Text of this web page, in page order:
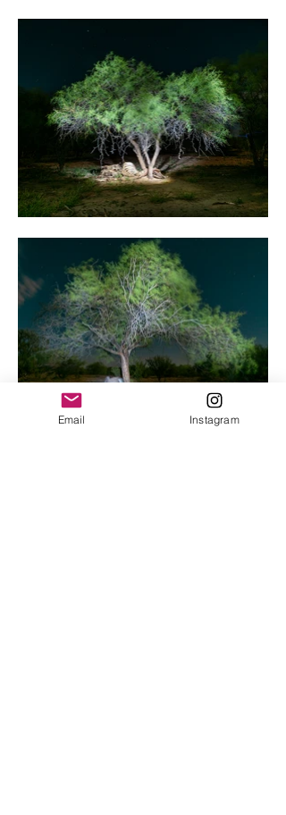
Email Instagram